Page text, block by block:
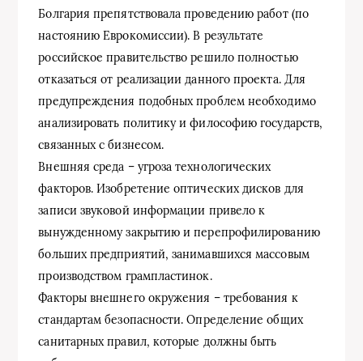
Болгария препятствовала проведению работ (по
настоянию Еврокомиссии). В результате
российское правительство решило полностью
отказаться от реализации данного проекта. Для
предупреждения подобных проблем необходимо
анализировать политику и философию государств,
связанных с бизнесом.
Внешняя среда – угроза технологических
факторов. Изобретение оптических дисков для
записи звуковой информации привело к
вынужденному закрытию и перепрофилированию
больших предприятий, занимавшихся массовым
производством грампластинок.
Факторы внешнего окружения – требования к
стандартам безопасности. Определение общих
санитарных правил, которые должны быть